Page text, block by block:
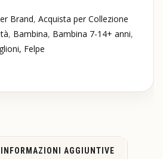
Brand, Acquista per Collezione
, Bambina, Bambina 7-14+ anni,
Felpe
INFORMAZIONI AGGIUNTIVE